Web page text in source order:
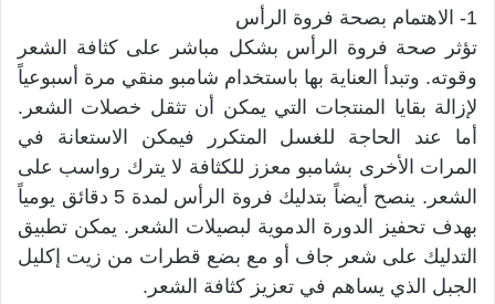
1- الاهتمام بصحة فروة الرأس
تؤثر صحة فروة الرأس بشكل مباشر على كثافة الشعر
وقوته. وتبدأ العناية بها باستخدام شامبو منقي مرة أسبوعياً
لإزالة بقايا المنتجات التي يمكن أن تثقل خصلات الشعر.
أما عند الحاجة للغسل المتكرر فيمكن الاستعانة في
المرات الأخرى بشامبو معزز للكثافة لا يترك رواسب على
الشعر. ينصح أيضاً بتدليك فروة الرأس لمدة 5 دقائق يومياً
بهدف تحفيز الدورة الدموية لبصيلات الشعر. يمكن تطبيق
التدليك على شعر جاف أو مع بضع قطرات من زيت إكليل
الجبل الذي يساهم في تعزيز كثافة الشعر.